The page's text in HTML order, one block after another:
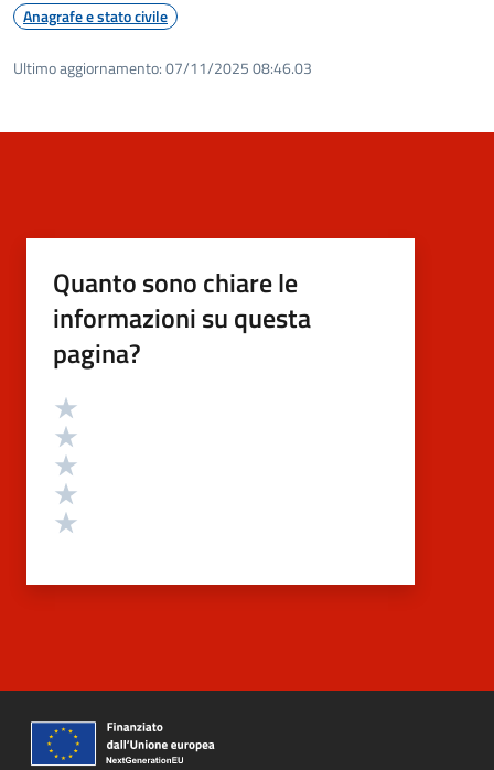
Anagrafe e stato civile
Ultimo aggiornamento:07/11/2025 08:46.03
Quanto sono chiare le
informazioni su questa
pagina?
Valutazione